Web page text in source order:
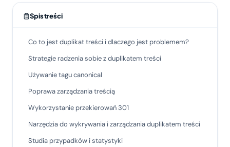
Spis treści
Co to jest duplikat treści i dlaczego jest problemem?
Strategie radzenia sobie z duplikatem treści
Używanie tagu canonical
Poprawa zarządzania treścią
Wykorzystanie przekierowań 301
Narzędzia do wykrywania i zarządzania duplikatem treści
Studia przypadków i statystyki